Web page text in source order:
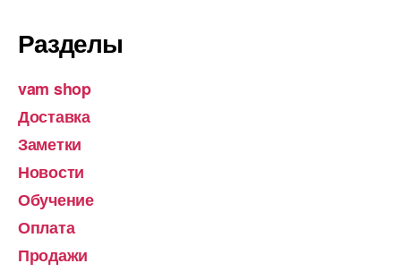
Разделы
vam shop
Доставка
Заметки
Новости
Обучение
Оплата
Продажи